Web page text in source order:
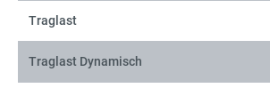
Traglast
Traglast Dynamisch